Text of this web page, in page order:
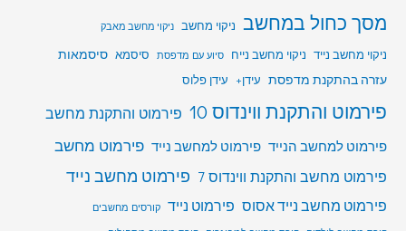
מסך כחול במחשב ניקוי מחשב ניקוי מחשב מאבק
ניקוי מחשב נייד ניקוי מחשב נייח סיוע עם מדפסת סיסמא סיסמאות
עזרה בהתקנת מדפסת עידן+ עידן פלוס
פירמוט והתקנת ווינדוס 10 פירמוט והתקנת מחשב
פירמוט למחשב הנייד פירמוט למחשב נייד פירמוט מחשב
פירמוט מחשב והתקנת ווינדוס 7
פירמוט מחשב נייד
פירמוט מחשב נייד אסוס פירמוט נייד קורסים מחשבים